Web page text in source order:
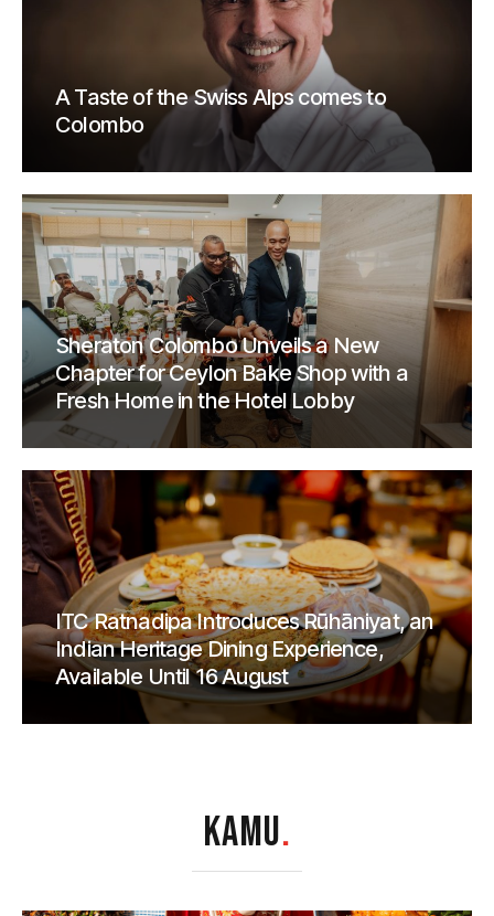
A Taste of the Swiss Alps comes to
Colombo
Sheraton Colombo Unveils a New
Chapter for Ceylon Bake Shop with a
Fresh Home in the Hotel Lobby
ITC Ratnadipa Introduces Rūhāniyat, an
Indian Heritage Dining Experience,
Available Until 16 August
KAMU.